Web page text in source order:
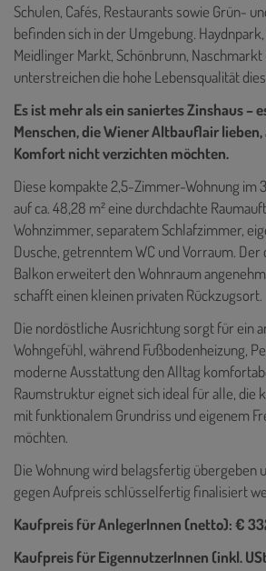
Schulen, Cafés, Restaurants sowie Grün-
befinden sich in der Umgebung.
Meidlinger Markt, Schönbrunn,
unterstreichen die hohe Lebensqualität
Es ist mehr als ein saniertes Zinshaus –
Menschen, die Wiener Altbauflair
Komfort nicht verzichten möchten.
Diese kompakte 2,5-Zimmer-Wohnung im
auf ca. 48,28 m² eine durchdachte
Wohnzimmer, separatem Schlafzimmer,
Dusche, getrenntem WC und Vorraum. Der
Balkon erweitert den Wohnraum
schafft einen kleinen privaten Rückzugsort.
Die nordöstliche Ausrichtung sorgt für ein
Wohngefühl, während Fußbodenheizung,
moderne Ausstattung den Alltag
Raumstruktur eignet sich ideal für alle, die
mit funktionalem Grundriss und eigenem
möchten.
Die Wohnung wird belagsfertig übergeben
gegen Aufpreis schlüsselfertig finalisiert
Kaufpreis für AnlegerInnen (netto): €
Kaufpreis für EigennutzerInnen (inkl.